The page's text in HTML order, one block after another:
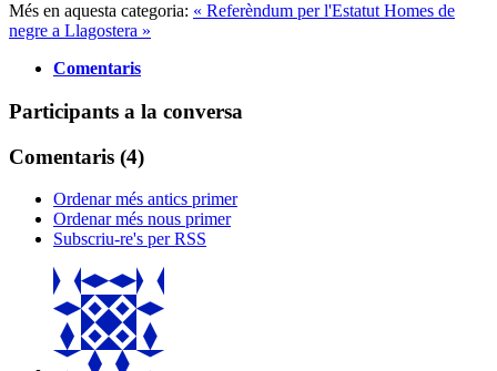
Més en aquesta categoria: « Referèndum per l'Estatut Homes de
negre a Llagostera »
Comentaris
Participants a la conversa
Comentaris (4)
Ordenar més antics primer
Ordenar més nous primer
Subscriu-re's per RSS